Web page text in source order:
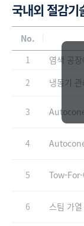
국내외 절감기
No.
1
염색 공
2
냉동기
3
4
5 Tow-For-
6 스팀 가열